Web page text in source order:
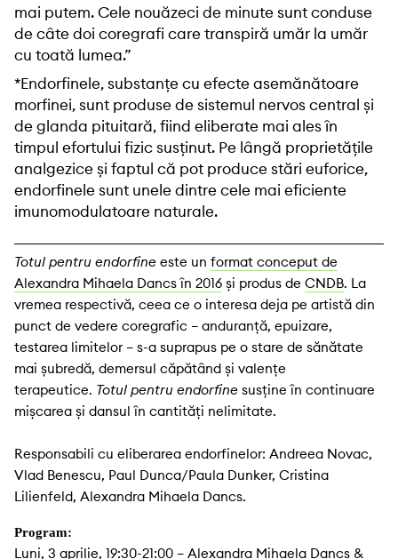
mai putem. Cele nouăzeci de minute sunt conduse
de câte doi coregrafi care transpiră umăr la umăr
cu toată lumea.”
*Endorfinele, substanțe cu efecte asemănătoare
morfinei, sunt produse de sistemul nervos central și
de glanda pituitară, fiind eliberate mai ales în
timpul efortului fizic susținut. Pe lângă proprietățile
analgezice și faptul că pot produce stări euforice,
endorfinele sunt unele dintre cele mai eficiente
imunomodulatoare naturale.
Totul pentru endorfine este un format conceput de
Alexandra Mihaela Dancs în 2016 și produs de CNDB. La
vremea respectivă, ceea ce o interesa deja pe artistă din
punct de vedere coregrafic – anduranță, epuizare,
testarea limitelor – s-a suprapus pe o stare de sănătate
mai șubredă, demersul căpătând și valențe
terapeutice. Totul pentru endorfine susține în continuare
mișcarea și dansul în cantități nelimitate.
Responsabili cu eliberarea endorfinelor: Andreea Novac,
Vlad Benescu, Paul Dunca/Paula Dunker, Cristina
Lilienfeld, Alexandra Mihaela Dancs.
Program:
Luni, 3 aprilie, 19:30-21:00 – Alexandra Mihaela Dancs &